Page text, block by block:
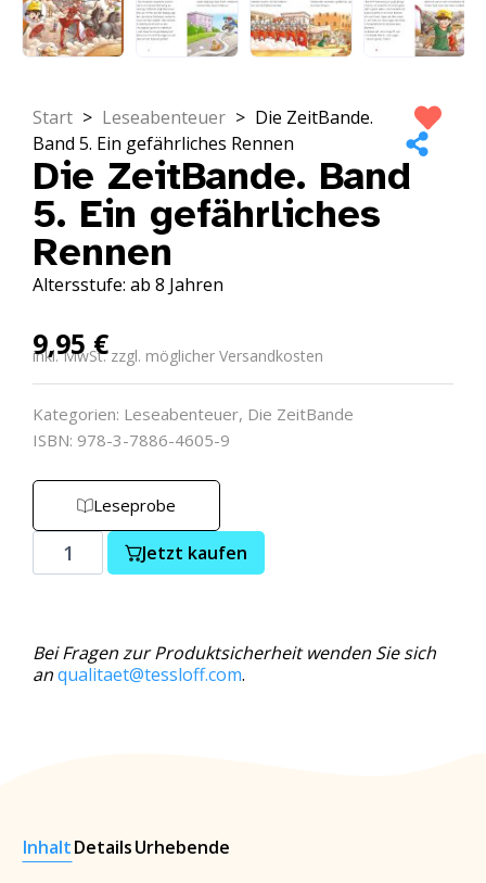
Start > Leseabenteuer > Die ZeitBande.
Band 5. Ein gefährliches Rennen
Die ZeitBande. Band
5. Ein gefährliches
Rennen
Altersstufe: ab 8 Jahren
9,95€
inkl. MwSt. zzgl. möglicher Versandkosten
Kategorien: Leseabenteuer, Die ZeitBande
ISBN: 978-3-7886-4605-9
Leseprobe
Jetzt kaufen
Bei Fragen zur Produktsicherheit wenden Sie sich
anqualitaet@tessloff.com.
InhaltDetailsUrhebende